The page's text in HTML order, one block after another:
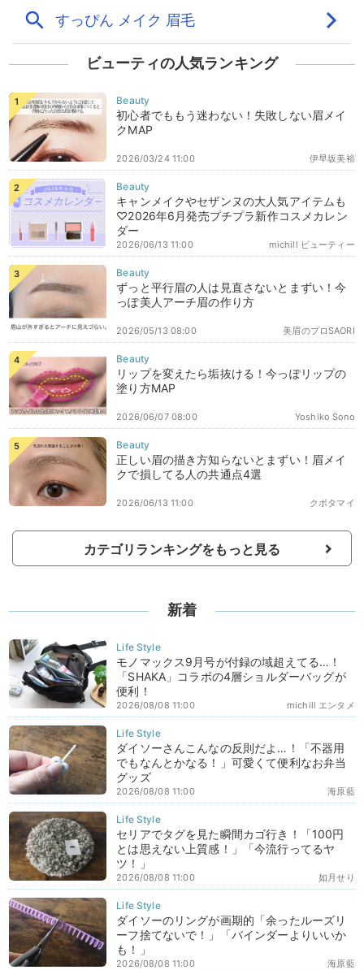
ビューティの人気ランキング
初心者でももう迷わない！失敗しない眉メイ
クMAP
伊早坂美裕
2026/03/24 11:00
キャンメイクやセザンヌの大人気アイテムも
♡2026年6月発売プチプラ新作コスメカレン
ダー
michill ビューティー
2026/06/13 11:00
ずっと平行眉の人は見直さないとまずい！今
っぽ美人アーチ眉の作り方
美眉のプロSAORI
2026/05/13 08:00
リップを変えたら垢抜ける！今っぽリップの
塗り方MAP
Yoshiko Sono
2026/06/07 08:00
正しい眉の描き方知らないとまずい！眉メイ
クで損してる人の共通点4選
クボタマイ
2026/06/13 11:00
カテゴリランキングをもっと見る
新着
モノマックス9月号が付録の域超えてる…！
「SHAKA」コラボの4層ショルダーバッグが
便利！
michill エンタメ
2026/08/08 11:00
ダイソーさんこんなの反則だよ…！「不器用
でもなんとかなる！」可愛くて便利なお弁当
グッズ
海原藍
2026/08/08 11:00
セリアでタグを見た瞬間カゴ行き！「100円
とは思えない上質感！」「今流行ってるヤ
ツ！」
如月せり
2026/08/08 11:00
ダイソーのリングが画期的「余ったルーズリ
ーフ捨てないで！」「バインダーよりいいか
も！」
海原藍
2026/08/08 11:00